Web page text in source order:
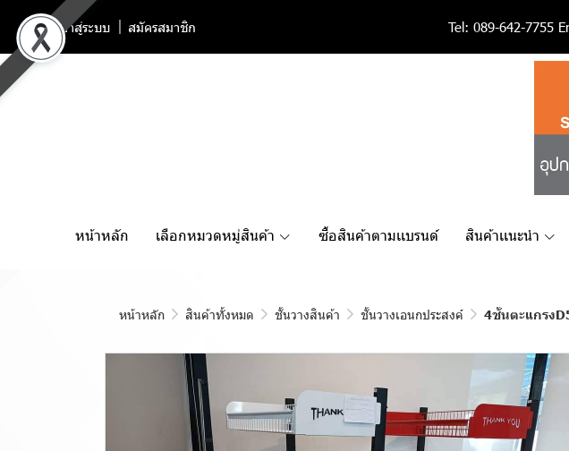
เข้าสู่ระบบ สมัครสมาชิก Tel: 089-642-7755
หน้าหลัก เลือกหมวดหมู่สินค้า ซื้อสินค้าตามเเบรนด์ สินค้าเเนะนำ
หน้าหลัก สินค้าทั้งหมด ชั้นวางสินค้า ชั้นวางเอนกประสงค์ 4ชั้นตะแกรง